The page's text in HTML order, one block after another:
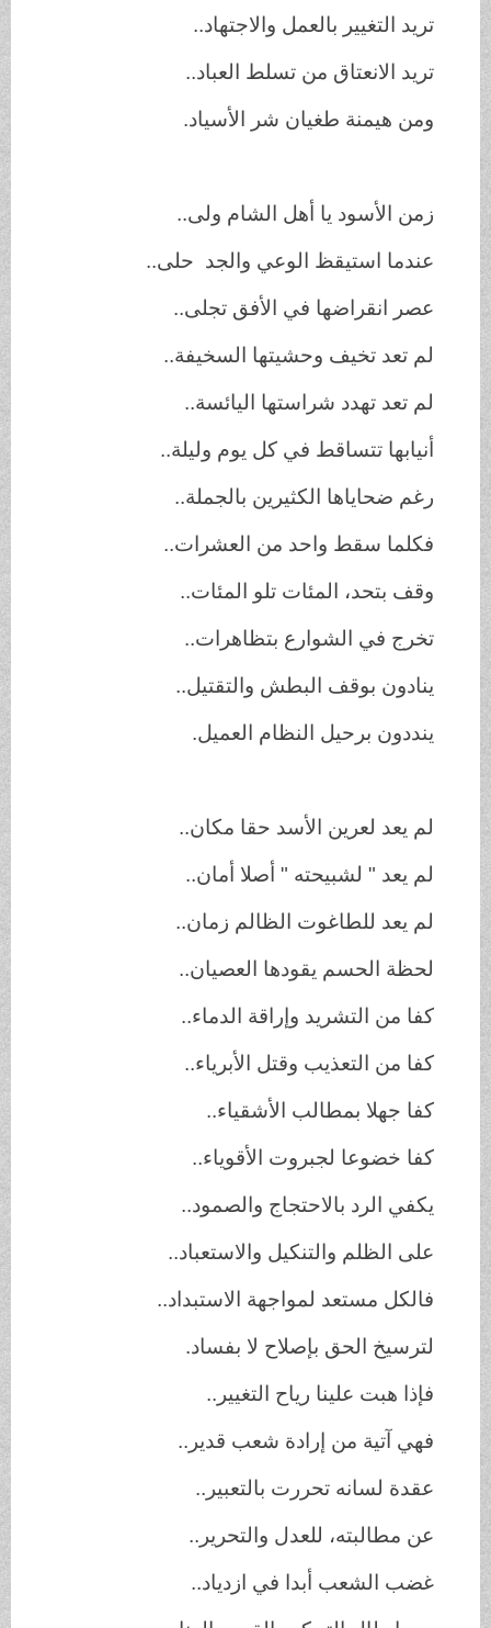
تريد التغيير بالعمل والاجتهاد..
تريد الانعتاق من تسلط العباد..
ومن هيمنة طغيان شر الأسياد.
زمن الأسود يا أهل الشام ولى..
عندما استيقظ الوعي والجد حلى..
عصر انقراضها في الأفق تجلى..
لم تعد تخيف وحشيتها السخيفة..
لم تعد تهدد شراستها اليائسة..
أنيابها تتساقط في كل يوم وليلة..
رغم ضحاياها الكثيرين بالجملة..
فكلما سقط واحد من العشرات..
وقف بتحد، المئات تلو المئات..
تخرج في الشوارع بتظاهرات..
ينادون بوقف البطش والتقتيل..
ينددون برحيل النظام العميل.
لم يعد لعرين الأسد حقا مكان..
لم يعد " لشبيحته " أصلا أمان..
لم يعد للطاغوت الظالم زمان..
لحظة الحسم يقودها العصيان..
كفا من التشريد وإراقة الدماء..
كفا من التعذيب وقتل الأبرياء..
كفا جهلا بمطالب الأشقياء..
كفا خضوعا لجبروت الأقوياء..
يكفي الرد بالاحتجاج والصمود..
على الظلم والتنكيل والاستعباد..
فالكل مستعد لمواجهة الاستبداد..
لترسيخ الحق بإصلاح لا بفساد.
فإذا هبت علينا رياح التغيير..
فهي آتية من إرادة شعب قدير..
عقدة لسانه تحررت بالتعبير..
عن مطالبته، للعدل والتحرير..
غضب الشعب أبدا في ازدياد..